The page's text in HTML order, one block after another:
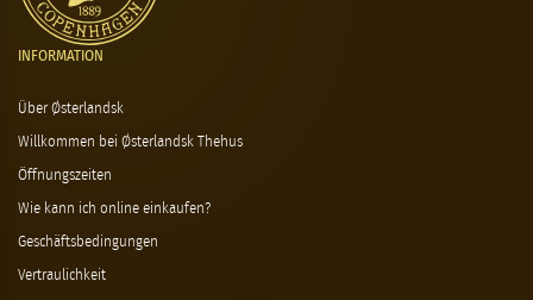
INFORMATION
Über Østerlandsk
Willkommen bei Østerlandsk Thehus
Öffnungszeiten
Wie kann ich online einkaufen?
Geschäftsbedingungen
Vertraulichkeit